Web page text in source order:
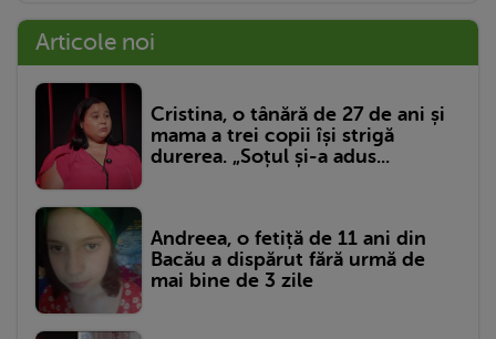
Articole noi
Cristina, o tânără de 27 de ani și
mama a trei copii își strigă
durerea. „Soțul și-a adus...
Andreea, o fetiță de 11 ani din
Bacău a dispărut fără urmă de
mai bine de 3 zile